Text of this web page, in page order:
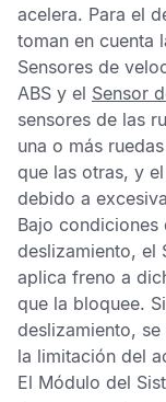
acelera. Para el
toman en cuenta
Sensores de
ABS y el Sensor
sensores de las
una o más
que las otras, y el
debido a
Bajo condiciones
deslizamiento, el
aplica freno a
que la bloquee.
deslizamiento,
la limitación del
El Módulo del